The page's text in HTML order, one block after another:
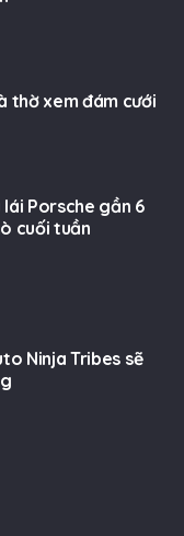
thờ xem đám cưới
Porsche gần 6
cuối tuần
Ninja Tribes sẽ